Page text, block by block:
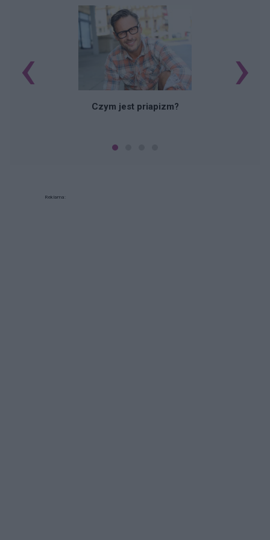
Czym jest priapizm?
‹ ›
Reklama: